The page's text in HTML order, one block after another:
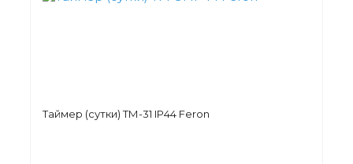
Таймер (сутки) ТМ-31 IP44 Feron